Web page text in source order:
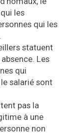
les
qui les
statuent
Les
qui
salarié sont
pas la
à une
non